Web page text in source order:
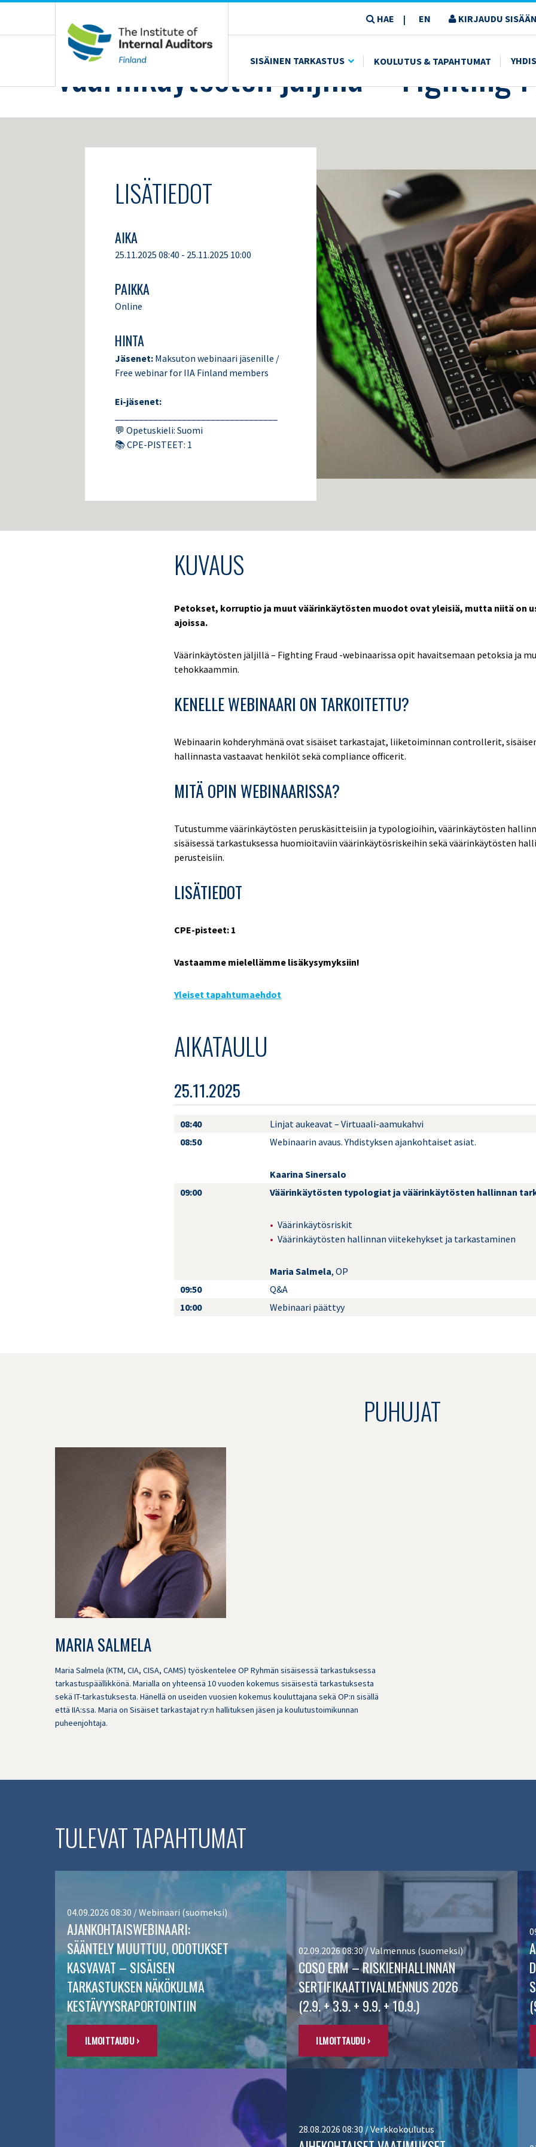
HAE | EN KIRJAUDU
SISÄINEN TARKASTUS KOULUTUS & TAPAHTUMAT
KOULUTUS JA TAPAHTUMAT › VÄÄRINKÄYTÖSTEN JÄLJILLÄ – FIGHTING FRAUD
Väärinkäytösten jäljillä – Fighting
LISÄTIEDOT
AIKA
25.11.2025 08:40 - 25.11.2025 10:00
PAIKKA
Online
HINTA
Jäsenet: Maksuton webinaari jäsenille /
Free webinar for IIA Finland members
Ei-jäsenet:
💬 Opetuskieli: Suomi
📚 CPE-PISTEET: 1
KUVAUS
Petokset, korruptio ja muut väärinkäytösten muodot ovat yleisiä, mutta niitä on
ajoissa.
Väärinkäytösten jäljillä – Fighting Fraud -webinaarissa opit havaitsemaan petoksia ja
tehokkaammin.
KENELLE WEBINAARI ON TARKOITETTU?
Webinaarin kohderyhmänä ovat sisäiset tarkastajat, liiketoiminnan controllerit,
hallinnasta vastaavat henkilöt sekä compliance officerit.
MITÄ OPIN WEBINAARISSA?
Tutustumme väärinkäytösten peruskäsitteisiin ja typologioihin, väärinkäytösten
sisäisessä tarkastuksessa huomioitaviin väärinkäytösriskeihin sekä väärinkäytösten
perusteisiin.
LISÄTIEDOT
CPE-pisteet: 1
Vastaamme mielellämme lisäkysymyksiin!
Yleiset tapahtumaehdot
AIKATAULU
25.11.2025
08:40
Linjat aukeavat – Virtuaali-aamukahvi
08:50
Webinaarin avaus. Yhdistyksen ajankohtaiset asiat.
Kaarina Sinersalo
09:00
Väärinkäytösten typologiat ja väärinkäytösten hallinnan
Väärinkäytösriskit
Väärinkäytösten hallinnan viitekehykset ja tarkastaminen
Maria Salmela, OP
09:50
Q&A
10:00
Webinaari päättyy
PUHUJAT
MARIA SALMELA
Maria Salmela (KTM, CIA, CISA, CAMS) työskentelee OP Ryhmän sisäisessä tarkastuksessa
tarkastuspäällikkönä. Marialla on yhteensä 10 vuoden kokemus sisäisestä tarkastuksesta
sekä IT-tarkastuksesta. Hänellä on useiden vuosien kokemus kouluttajana sekä OP:n sisällä
että IIA:ssa. Maria on Sisäiset tarkastajat ry:n hallituksen jäsen ja koulutustoimikunnan
puheenjohtaja.
TULEVAT TAPAHTUMAT
04.09.2026 08:30 / Webinaari (suomeksi)
AJANKOHTAISWEBINAARI:
SÄÄNTELY MUUTTUU, ODOTUKSET
KASVAVAT – SISÄISEN
TARKASTUKSEN NÄKÖKULMA
KESTÄVYYSRAPORTOINTIIN
ILMOITTAUDU ›
02.09.2026 08:30 / Valmennus (suomeksi)
COSO ERM – RISKIENHALLINNAN
SERTIFIKAATTIVALMENNUS 2026
(2.9. + 3.9. + 9.9. + 10.9.)
ILMOITTAUDU ›
28.08.2026 08:30 / Verkkokoulutus